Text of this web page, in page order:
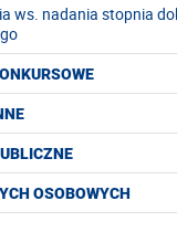
ws. nadania stopnia
OSOBOWYCH